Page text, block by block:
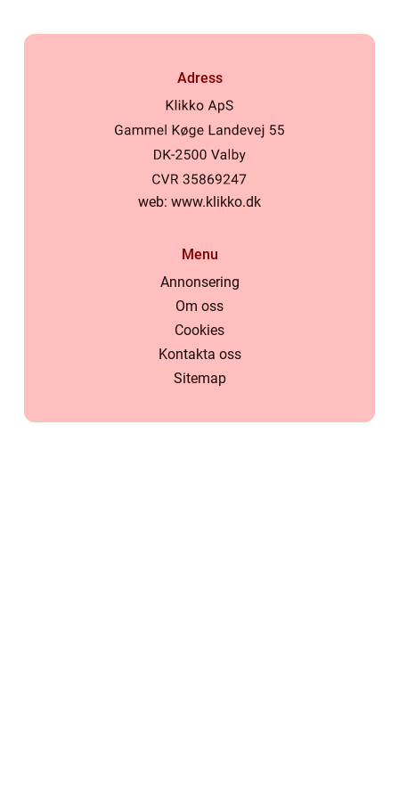
Adress
web: www.klikko.dk
Menu
Annonsering
Om oss
Cookies
Kontakta oss
Sitemap